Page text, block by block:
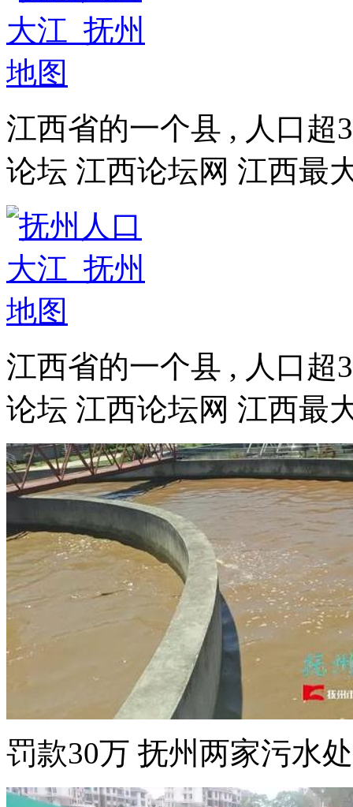
江西省的一个县 , 人口超
论坛 江西论坛网 江西最
江西省的一个县 , 人口超
论坛 江西论坛网 江西最
罚款30万 抚州两家污水